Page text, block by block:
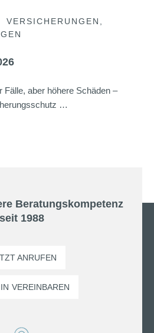
VERSICHERUNGEN
Fälle, aber höhere Schäden –
…
Beratungskompetenz
seit 1988
ANRUFEN
VEREINBAREN